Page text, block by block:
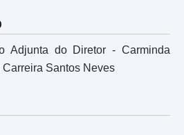
Adjunta do Diretor - Carminda
Santos Neves